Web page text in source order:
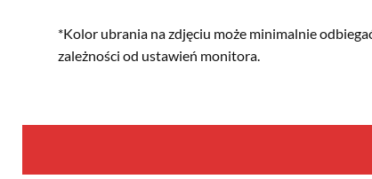
*Kolor ubrania na zdjęciu może minimalnie
zależności od ustawień monitora.